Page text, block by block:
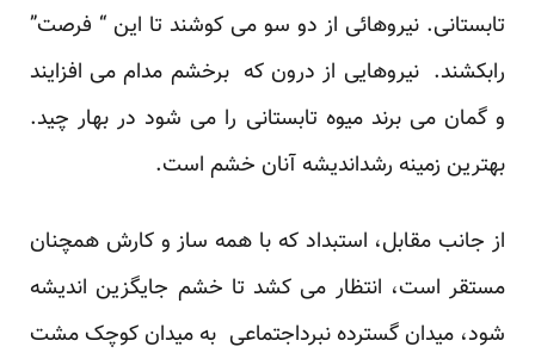
تابستانی. نیروهائی از دو سو می کوشند تا این “ فرصت”
رابکشند. نیروهایی از درون که برخشم مدام می افزایند
و گمان می برند میوه تابستانی را می شود در بهار چید.
بهترین زمینه رشداندیشه آنان خشم است.
از جانب مقابل، استبداد که با همه ساز و کارش همچنان
مستقر است، انتظار می کشد تا خشم جایگزین اندیشه
شود، میدان گسترده نبرداجتماعی به میدان کوچک مشت